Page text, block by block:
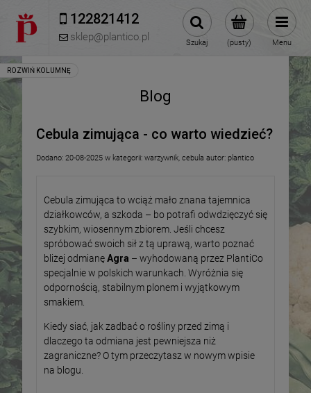
122821412
sklep@plantico.pl (pusty)
Szukaj Menu
Blog
Cebula zimująca - co warto wiedzieć?
Dodano: 20-08-2025 w kategorii: warzywnik, cebula autor: plantico
Cebula zimująca to wciąż mało znana tajemnica
działkowców, a szkoda – bo potrafi odwdzięczyć się
szybkim, wiosennym zbiorem. Jeśli chcesz
spróbować swoich sił z tą uprawą, warto poznać
bliżej odmianęAgra – wyhodowaną przez PlantiCo
specjalnie w polskich warunkach. Wyróżnia się
odpornością, stabilnym plonem i wyjątkowym
smakiem.
Kiedy siać, jak zadbać o rośliny przed zimą i
dlaczego ta odmiana jest pewniejsza niż
zagraniczne? O tym przeczytasz w nowym wpisie
na blogu.